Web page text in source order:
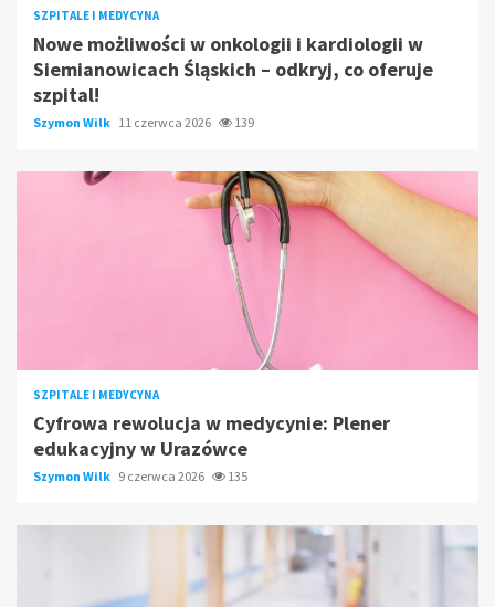
SZPITALE I MEDYCYNA
Nowe możliwości w onkologii i kardiologii w
Siemianowicach Śląskich – odkryj, co oferuje
szpital!
Szymon Wilk 11 czerwca 2026 139
SZPITALE I MEDYCYNA
Cyfrowa rewolucja w medycynie: Plener
edukacyjny w Urazówce
Szymon Wilk 9 czerwca 2026 135